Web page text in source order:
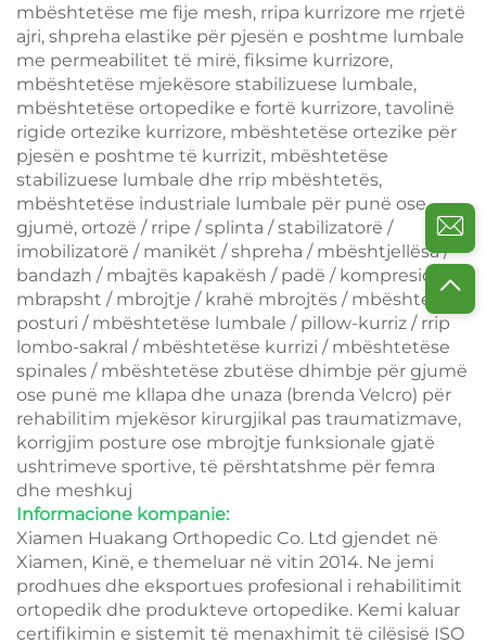
mbështetëse me fije mesh, rripa kurrizore me rrjetë
ajri, shpreha elastike për pjesën e poshtme lumbale
me permeabilitet të mirë, fiksime kurrizore,
mbështetëse mjekësore stabilizuese lumbale,
mbështetëse ortopedike e fortë kurrizore, tavolinë
rigide ortezike kurrizore, mbështetëse ortezike për
pjesën e poshtme të kurrizit, mbështetëse
stabilizuese lumbale dhe rrip mbështetës,
mbështetëse industriale lumbale për punë ose
gjumë, ortozë / rripe / splinta / stabilizatorë /
imobilizatorë / manikët / shpreha / mbështjellësa /
bandazh / mbajtës kapakësh / padë / kompresion /
mbrapsht / mbrojtje / krahë mbrojtës / mbështetës
posturi / mbështetëse lumbale / pillow-kurriz / rrip
lombo-sakral / mbështetëse kurrizi / mbështetëse
spinales / mbështetëse zbutëse dhimbje për gjumë
ose punë me kllapa dhe unaza (brenda Velcro) për
rehabilitim mjekësor kirurgjikal pas traumatizmave,
korrigjim posture ose mbrojtje funksionale gjatë
ushtrimeve sportive, të përshtatshme për femra
dhe meshkuj
Informacione kompanie:
Xiamen Huakang Orthopedic Co. Ltd gjendet në
Xiamen, Kinë, e themeluar në vitin 2014. Ne jemi
prodhues dhe eksportues profesional i rehabilitimit
ortopedik dhe produkteve ortopedike. Kemi kaluar
certifikimin e sistemit të menaxhimit të cilësisë ISO